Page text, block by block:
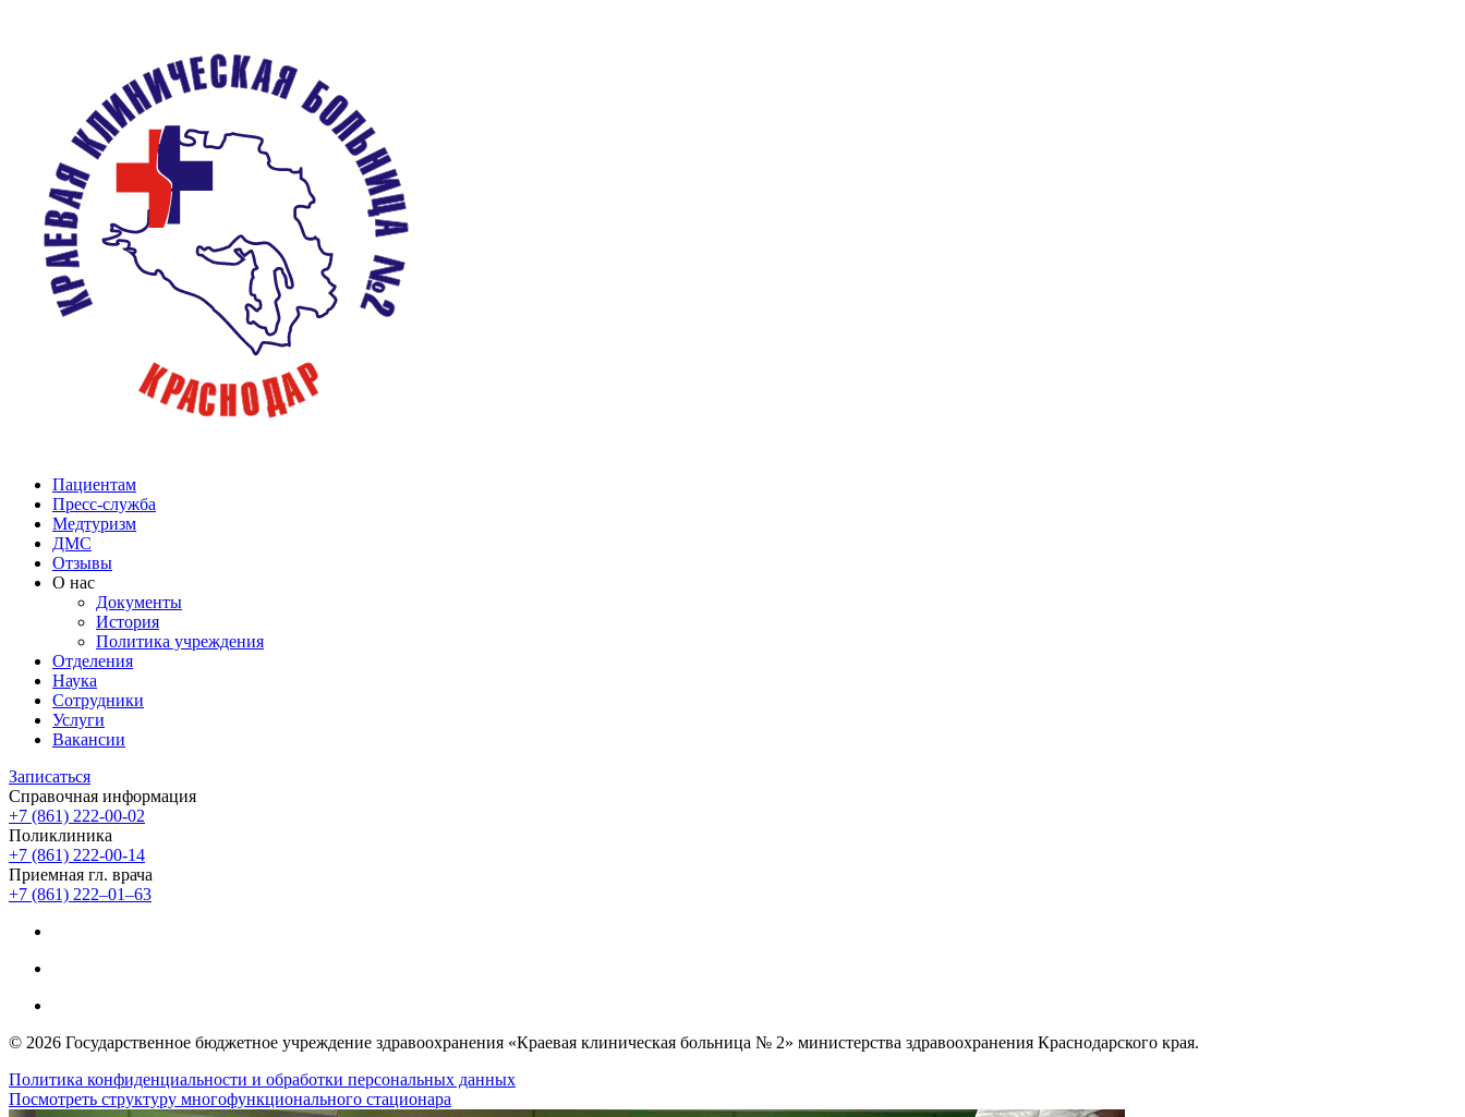
Пациентам
Пресс-служба
Медтуризм
ДМС
Отзывы
О нас
Документы
История
Политика учреждения
Отделения
Наука
Сотрудники
Услуги
Вакансии
Записаться
Справочная информация
+7 (861) 222-00-02
Поликлиника
+7 (861) 222-00-14
Приемная гл. врача
+7 (861) 222‒01‒63
© 2026 Государственное бюджетное учреждение здравоохранения «Краевая клиническая больница № 2» министерства здравоохранения Краснодарского края.
Политика конфиденциальности и обработки персональных данных
Посмотреть структуру многофункционального стационара